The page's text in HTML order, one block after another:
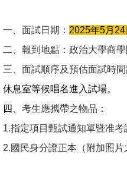
一、面試日期： 2025年5月
二、報到地點：政治大學商
三、 面試順序及預估面試時
休息室等候唱名進入試場。
四、 考生應攜帶之物品：
1.指定項目甄試通知單暨准考
2.國民身分證正本（附加照片